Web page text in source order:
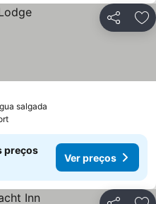
Partilhar
salgada
preços
Ver preços